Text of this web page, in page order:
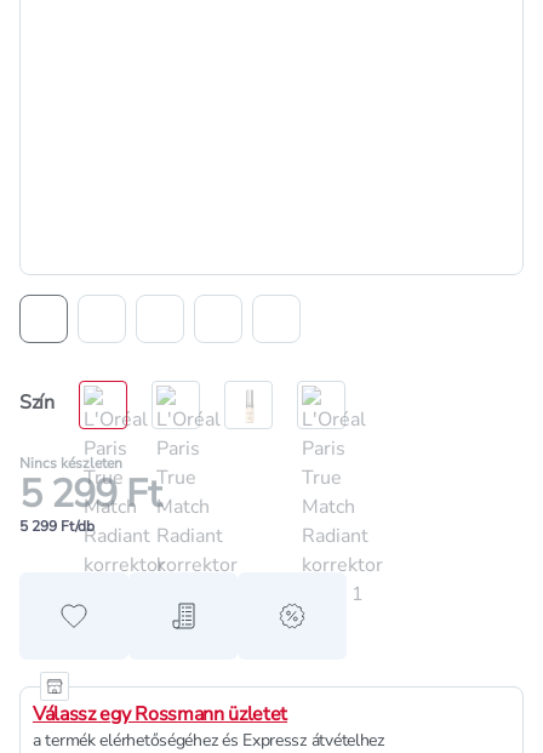
Szín
Nincs készleten
5 299 Ft
5 299 Ft/db
Hozzáadás a kedvencekhez
Hozzáadás a bevásárló listához
alert when on sale
Válassz egy Rossmann üzletet
a termék elérhetőségéhez és Expressz átvételhez